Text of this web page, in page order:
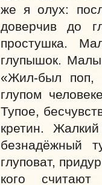
же я олух:
доверчив до
простушка.
глупышок.
«Жил-был поп,
глупом
Тупое,
кретин.
безнадёжный
глуповат,
кого